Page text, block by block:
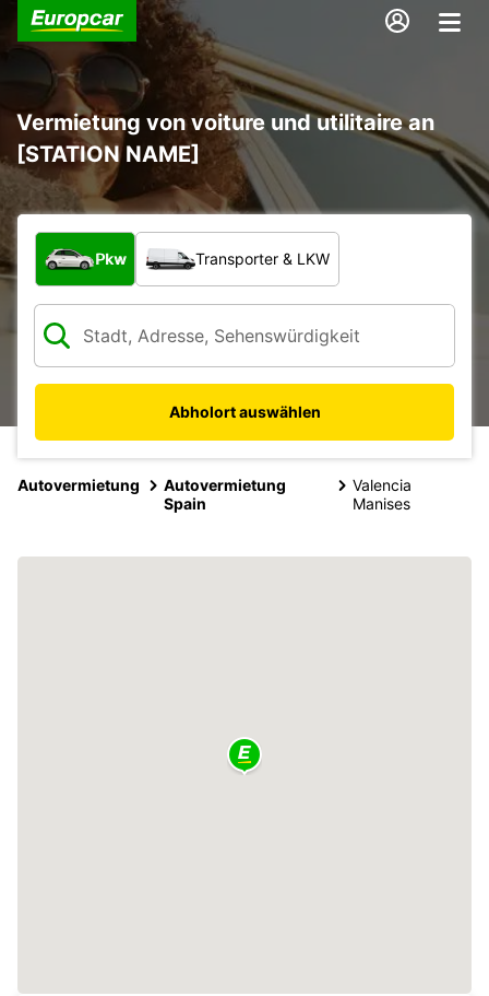
Vermietung von voiture und utilitaire an
[STATION NAME]
Welche Art von Fahrzeug?
Pkw Transporter & LKW
Abholort auswählen
Autovermietung
Autovermietung
Spain
Valencia
Manises